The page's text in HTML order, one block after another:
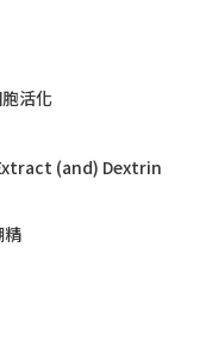
活化
(and) Dextrin
精